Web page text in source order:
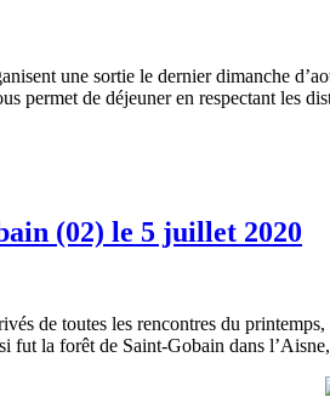
une sortie le dernier dimanche
permet de déjeuner en respectant les
(02) le 5 juillet 2020
de toutes les rencontres du
la forêt de Saint-Gobain dans